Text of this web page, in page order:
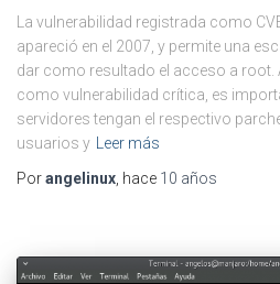
La vulnerabilidad registrada como
apareció en el 2007, y permite una
dar como resultado el acceso a root.
como vulnerabilidad crítica, es
servidores tengan el respectivo
usuarios y Leer más
Porangelinux, hace 10 años